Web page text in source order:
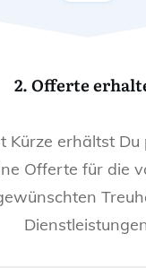
2. Offerte
Kürze erhältst Du
Offerte für die